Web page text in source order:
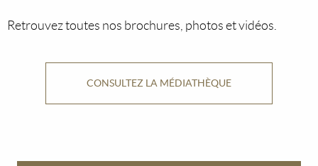
Retrouvez toutes nos brochures, photos et vidéos.
CONSULTEZ LA MÉDIATHÈQUE